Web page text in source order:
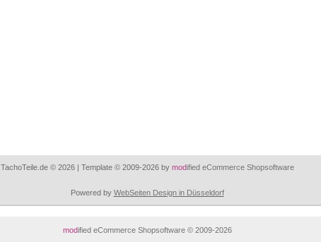
TachoTeile.de © 2026 | Template © 2009-2026 by modified eCommerce Shopsoftware
Powered by WebSeiten Design in Düsseldorf
modified eCommerce Shopsoftware © 2009-2026